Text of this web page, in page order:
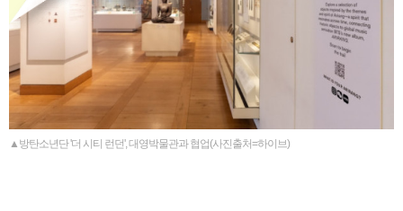
▲방탄소년단 '더 시티 런던', 대영박물관과 협업(사진출처=하이브)